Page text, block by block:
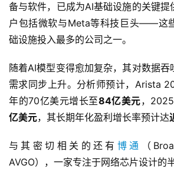
首
美
股
A
P
下
备与软件，已成为AI基础设施的关键提
户包括微软与Meta等科技巨头——这
础设施投入最多的公司之一。
随着AI模型变得愈加复杂，其对数据吞
需求同步上升。分析师预计，Arista
年的70亿美元增长至84亿美元，
亿美元，其长期年化盈利增长率预计达
与其密切相关的还有 博通
（
AVGO），一家专注于网络芯片设计的